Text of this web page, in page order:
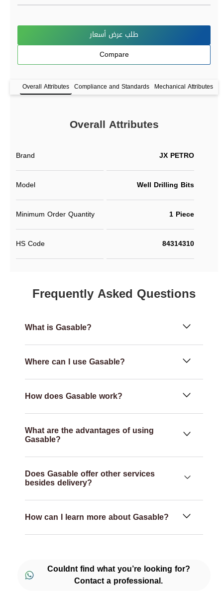
طلب عرض أسعار
Compare
Overall Attributes Compliance and Standards Mechanical Attributes
Overall Attributes
Brand JX PETRO
Model Well Drilling Bits
Minimum Order Quantity 1 Piece
HS Code 84314310
Frequently Asked Questions
What is Gasable?
Where can I use Gasable?
How does Gasable work?
What are the advantages of using
Gasable?
Does Gasable offer other services
besides delivery?
How can I learn more about Gasable?
Couldnt find what you’re looking for?
Contact a professional.